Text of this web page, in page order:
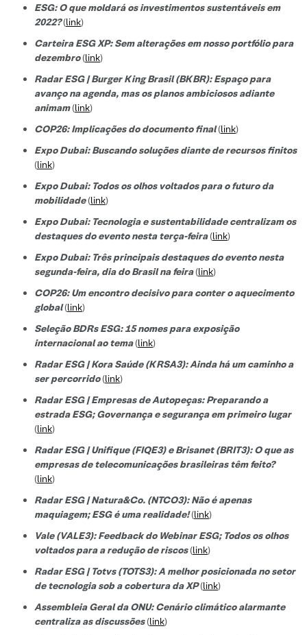
ESG: O que moldará os investimentos sustentáveis em
2022?(link)
Carteira ESG XP: Sem alterações em nosso portfólio para
dezembro(link)
Radar ESG | Burger King Brasil (BKBR): Espaço para
avanço na agenda, mas os planos ambiciosos adiante
animam(link)
COP26: Implicações do documento final(link)
Expo Dubai: Buscando soluções diante de recursos finitos
(link)
Expo Dubai: Todos os olhos voltados para o futuro da
mobilidade(link)
Expo Dubai: Tecnologia e sustentabilidade centralizam os
destaques do evento nesta terça-feira(link)
Expo Dubai: Três principais destaques do evento nesta
segunda-feira, dia do Brasil na feira(link)
COP26: Um encontro decisivo para conter o aquecimento
global(link)
Seleção BDRs ESG​: 15 nomes para exposição
internacional ao tema(link)
Radar ESG | Kora Saúde (KRSA3): Ainda há um caminho a
ser percorrido(link)
Radar ESG | Empresas de Autopeças: Preparando a
estrada ESG; Governança e segurança em primeiro lugar
(link)
Radar ESG | Unifique (FIQE3) e Brisanet (BRIT3): O que as
empresas de telecomunicações brasileiras têm feito?
(link)
Radar ESG | Natura&Co. (NTCO3): Não é apenas
maquiagem; ESG é uma realidade!(link)
Vale (VALE3): Feedback do Webinar ESG; Todos os olhos
voltados para a redução de riscos(link)
Radar ESG | Totvs (TOTS3): A melhor posicionada no setor
de tecnologia sob a cobertura da XP(link)
Assembleia Geral da ONU: Cenário climático alarmante
centraliza as discussões(link)